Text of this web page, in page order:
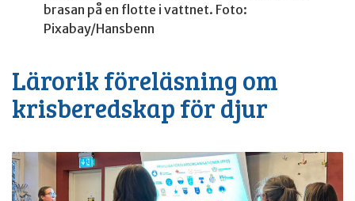
brasan på en flotte i vattnet. Foto:
Pixabay/Hansbenn
Lärorik föreläsning om
krisberedskap för djur